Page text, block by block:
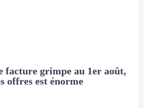
grimpe au 1er août,
offres est énorme